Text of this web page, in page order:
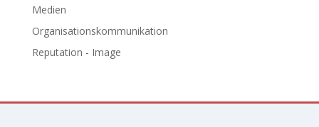
Medien
Organisationskommunikation
Reputation - Image